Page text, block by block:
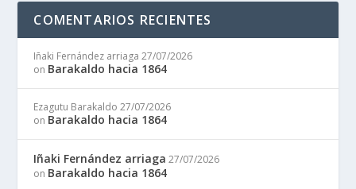
COMENTARIOS RECIENTES
Iñaki Fernández arriaga 27/07/2026
on Barakaldo hacia 1864
Ezagutu Barakaldo 27/07/2026
on Barakaldo hacia 1864
Iñaki Fernández arriaga 27/07/2026
on Barakaldo hacia 1864